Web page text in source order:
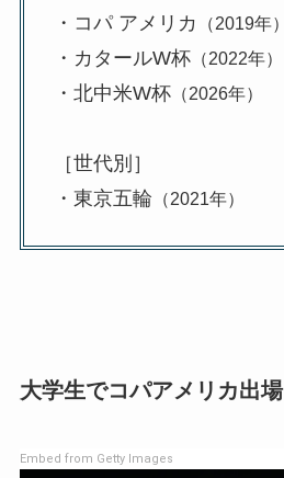
・コパ アメリカ （2019年）
・カタールW杯（2022年）
・北中米W杯（2026年）
［世代別］
・東京五輪 （2021年）
大学生でコパアメリカ出場
Embed from Getty Images